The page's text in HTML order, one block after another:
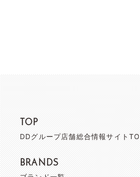
TOP
DDグループ店舗総合情報サイト
BRANDS